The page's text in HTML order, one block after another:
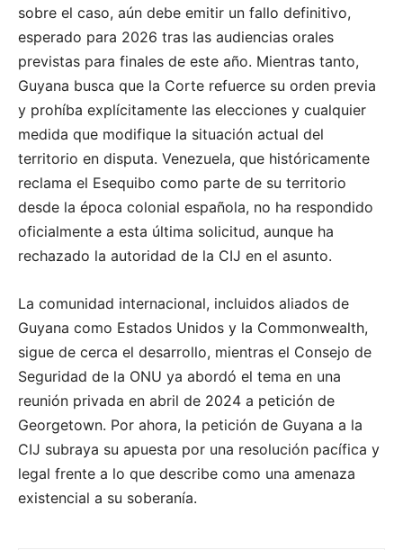
sobre el caso, aún debe emitir un fallo definitivo,
esperado para 2026 tras las audiencias orales
previstas para finales de este año. Mientras tanto,
Guyana busca que la Corte refuerce su orden previa
y prohíba explícitamente las elecciones y cualquier
medida que modifique la situación actual del
territorio en disputa. Venezuela, que históricamente
reclama el Esequibo como parte de su territorio
desde la época colonial española, no ha respondido
oficialmente a esta última solicitud, aunque ha
rechazado la autoridad de la CIJ en el asunto.
La comunidad internacional, incluidos aliados de
Guyana como Estados Unidos y la Commonwealth,
sigue de cerca el desarrollo, mientras el Consejo de
Seguridad de la ONU ya abordó el tema en una
reunión privada en abril de 2024 a petición de
Georgetown. Por ahora, la petición de Guyana a la
CIJ subraya su apuesta por una resolución pacífica y
legal frente a lo que describe como una amenaza
existencial a su soberanía.